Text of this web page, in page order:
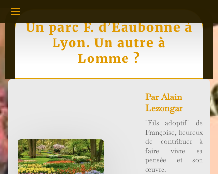
Un parc F. d’Eaubonne à
Lyon. Un autre à
Lomme ?
ParAlain
Lezongar
"Fils adoptif" de
Françoise, heureux
de contribuer à
faire vivre sa
pensée et son
œuvre.